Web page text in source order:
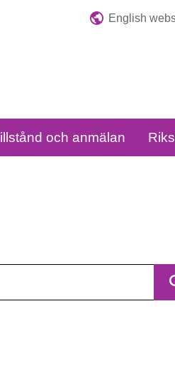
English
och anmälan